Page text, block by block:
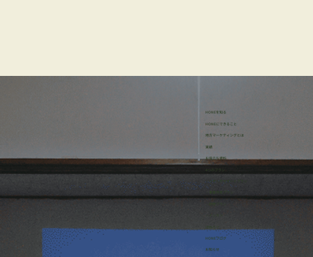
HONEを知る
HONEにできること
地方マーケティングとは
実績
お役立ち資料
・リサーチサポートプラン
・事業伴走プラン
ほねろぐ
HONEブログ
​お知らせ